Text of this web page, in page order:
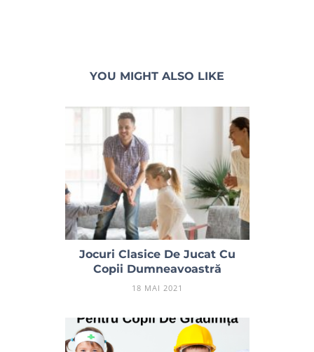
YOU MIGHT ALSO LIKE
Jocuri Clasice De Jucat Cu
Copii Dumneavoastră
18 MAI 2021